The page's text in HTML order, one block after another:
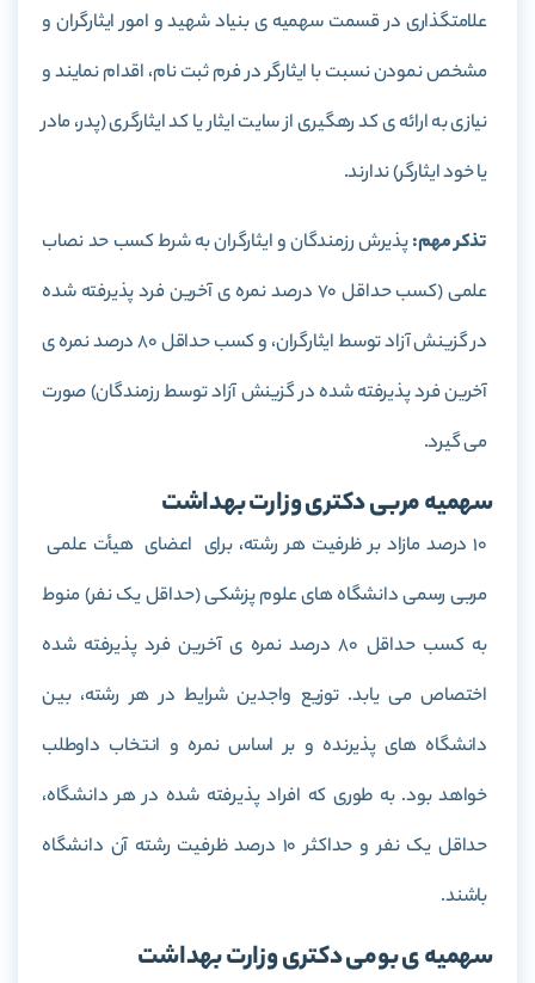
علامتگذاری در قسمت سهمیه ی بنیاد شهید و امور ایثارگران و
مشخص نمودن نسبت با ایثارگر در فرم ثبت نام، اقدام نمایند و
نیازی به ارائه ی کد رهگیری از سایت ایثار یا کد ایثارگری (پدر، مادر
یا خود ایثارگر) ندارند.
تذکر مهم:پذیرش رزمندگان و ایثارگران به شرط کسب حد نصاب
علمی (کسب حداقل 70 درصد نمره ی آخرین فرد پذیرفته شده
در گزینش آزاد توسط ایثارگران، و کسب حداقل 80 درصد نمره ی
آخرین فرد پذیرفته شده در گزینش آزاد توسط رزمندگان) صورت
می گیرد.
سهمیه مربی دکتری وزارت بهداشت
10 درصد مازاد بر ظرفیت هر رشته، برای اعضای هیأت علمی
مربی رسمی دانشگاه های علوم پزشکی (حداقل یک نفر) منوط
به کسب حداقل 80 درصد نمره ی آخرین فرد پذیرفته شده
اختصاص می یابد. توزیع واجدین شرایط در هر رشته، بین
دانشگاه های پذیرنده و بر اساس نمره و انتخاب داوطلب
خواهد بود. به طوری که افراد پذیرفته شده در هر دانشگاه،
حداقل یک نفر و حداکثر 10 درصد ظرفیت رشته آن دانشگاه
باشند.
سهمیه ی بومی دکتری وزارت بهداشت